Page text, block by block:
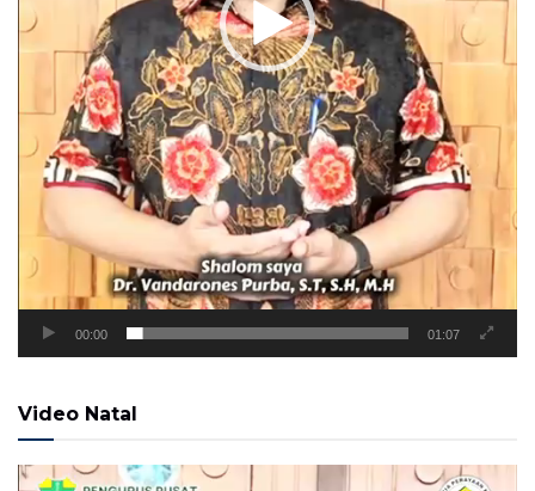
00:00 01:07
Video Natal
Pemutar